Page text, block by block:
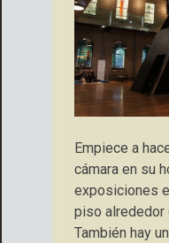
Empiece a
cámara en su
exposiciones
piso alrededor
También hay